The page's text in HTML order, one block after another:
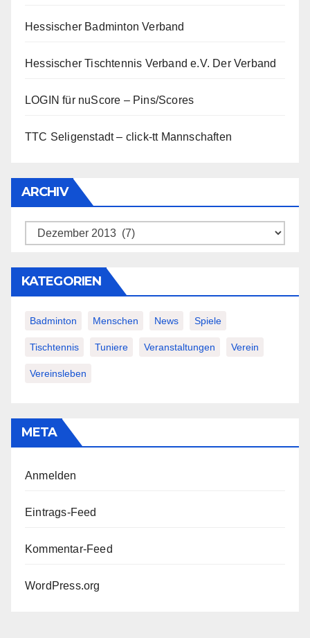
Hessischer Badminton Verband
Hessischer Tischtennis Verband e.V. Der Verband
LOGIN für nuScore – Pins/Scores
TTC Seligenstadt – click-tt Mannschaften
ARCHIV
Archiv
KATEGORIEN
Badminton Menschen News Spiele
Tischtennis Tuniere Veranstaltungen Verein
Vereinsleben
META
Anmelden
Eintrags-Feed
Kommentar-Feed
WordPress.org